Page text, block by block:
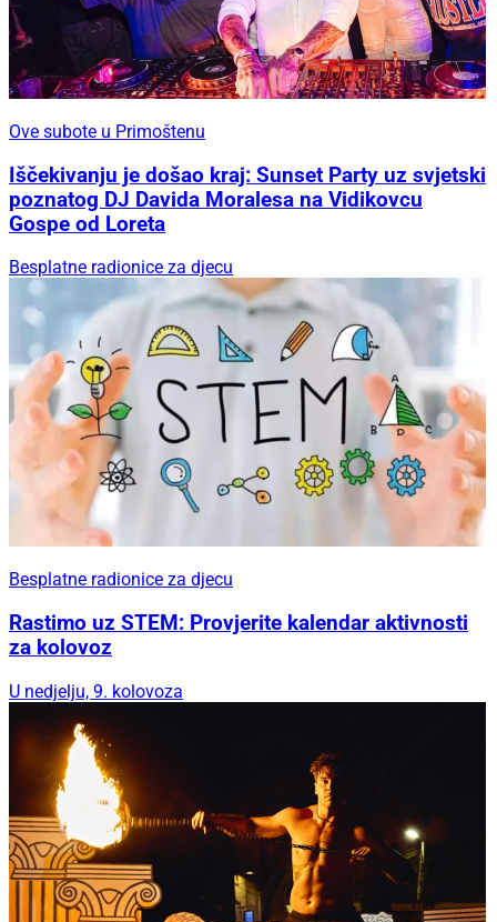
Ove subote u Primoštenu
Iščekivanju je došao kraj: Sunset Party uz svjetski
poznatog DJ Davida Moralesa na Vidikovcu
Gospe od Loreta
Besplatne radionice za djecu
Besplatne radionice za djecu
Rastimo uz STEM: Provjerite kalendar aktivnosti
za kolovoz
U nedjelju, 9. kolovoza